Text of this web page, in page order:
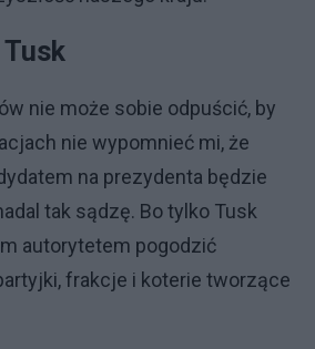
nie może sobie odpuścić, by
nie wypomnieć mi, że
na prezydenta będzie
tak sądzę. Bo tylko Tusk
autorytetem pogodzić
frakcje i koterie tworzące